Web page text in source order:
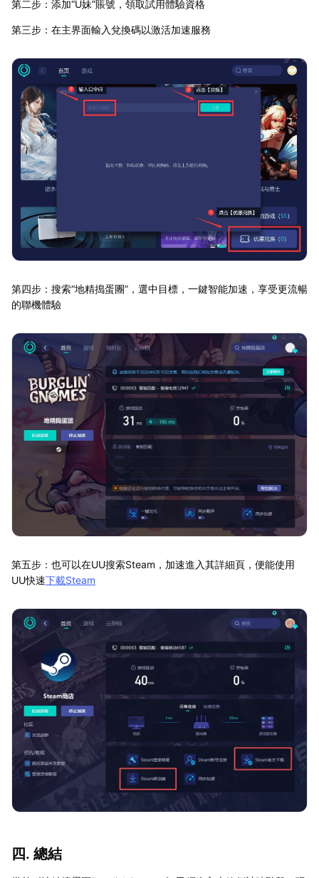
第二步：添加“U妹”賬號，領取試用體驗資格
第三步：在主界面輸入兌換碼以激活加速服務
第四步：搜索“地精搗蛋團”，選中目標，一鍵智能加速，享受更流暢
的聯機體驗
第五步：也可以在UU搜索Steam，加速進入其詳細頁，便能使用
UU快速下載Steam
四. 總結